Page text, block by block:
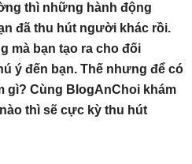
thì những hành động
đã thu hút người khác rồi.
mà bạn tạo ra cho đối
ý đến bạn. Thế nhưng để có
gì? Cùng BlogAnChoi khám
thì sẽ cực kỳ thu hút